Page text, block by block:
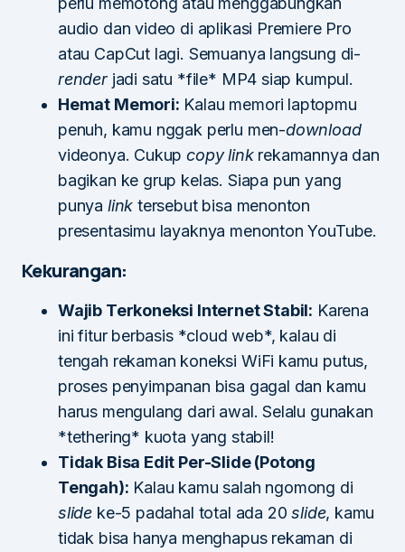
audio dan video di aplikasi Premiere Pro
atau CapCut lagi. Semuanya langsung di-
renderjadi satu *file* MP4 siap kumpul.
Hemat Memori: Kalau memori laptopmu
penuh, kamu nggak perlu men-download
videonya. Cukupcopy linkrekamannya dan
bagikan ke grup kelas. Siapa pun yang
punya link tersebut bisa menonton
presentasimu layaknya menonton YouTube.
Kekurangan:
Wajib Terkoneksi Internet Stabil: Karena
ini fitur berbasis *cloud web*, kalau di
tengah rekaman koneksi WiFi kamu putus,
proses penyimpanan bisa gagal dan kamu
harus mengulang dari awal. Selalu gunakan
*tethering* kuota yang stabil!
Tidak Bisa Edit Per-Slide (Potong
Tengah): Kalau kamu salah ngomong di
slide ke-5 padahal total ada 20slide, kamu
tidak bisa hanya menghapus rekaman di